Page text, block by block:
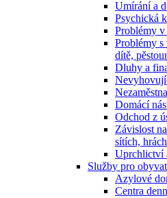
Umírání a
Psychická
Problémy v
Problémy
dítě,
Dluhy a
Domácí
Odchod z
Závislost
sítích, hrách
Uprchlictví
Služby pro
Azylové
Centra